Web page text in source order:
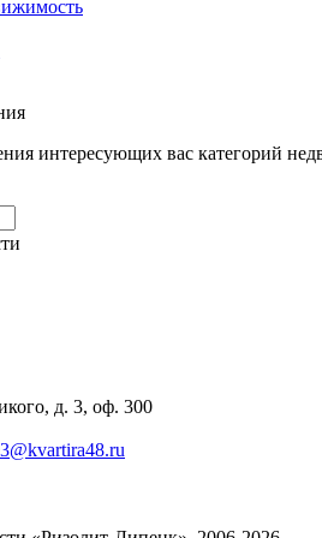
интересующих вас категорий
д. 3, оф. 300